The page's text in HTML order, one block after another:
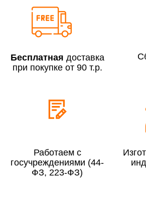
Свыше 300 000 руб.
Сборка по Московской области при
До 300 000 руб.
По Москве
10%
По Московской области
Бесплатная доставка
при покупке от 90 т.р.
Работаем с
госучреждениями (44-
ФЗ, 223-ФЗ)